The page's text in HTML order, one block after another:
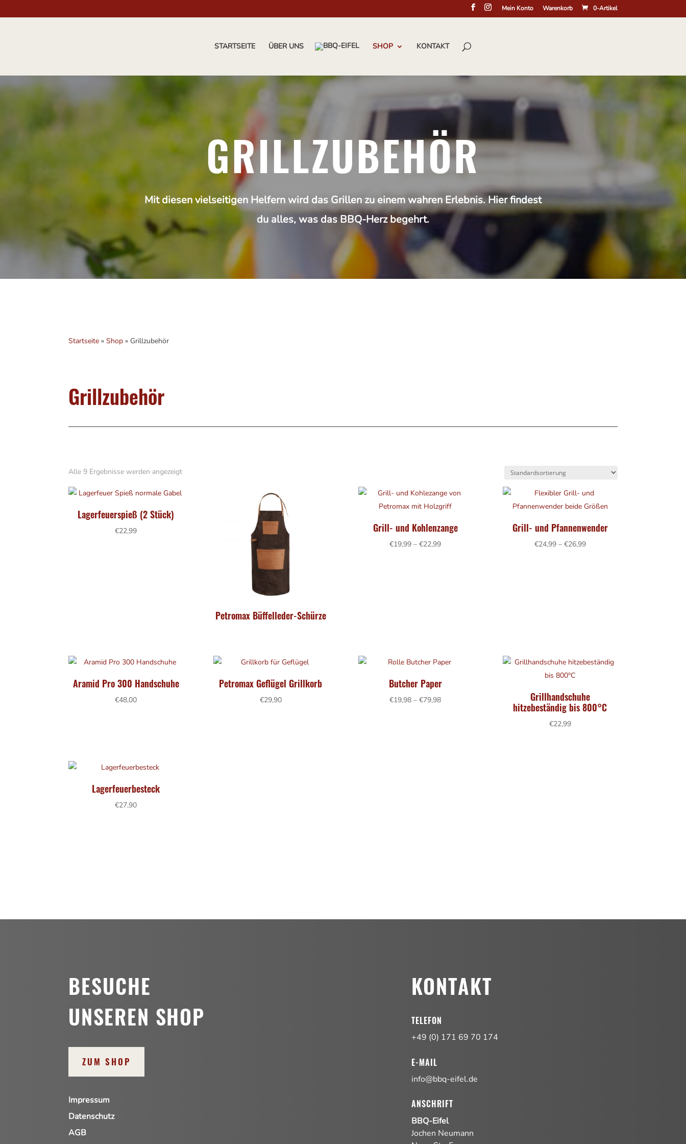
Mein Konto Warenkorb 0-Artikel
STARTSEITE ÜBER UNS SHOP KONTAKT
GRILLZUBEHÖR
Mit diesen vielseitigen Helfern wird das Grillen zu einem wahren Erlebnis. Hier findest
du alles, was das BBQ-Herz begehrt.
Startseite »Shop » Grillzubehör
Grillzubehör
Alle 9 Ergebnisse werden angezeigt
Lagerfeuerspieß (2 Stück)
€22,99
Petromax Büffelleder-Schürze
Grill- und Kohlenzange
€19,99 –€22,99Preisspanne:
Grill- und Pfannenwender
€24,99 – €26,99Preisspanne:
Aramid Pro 300 Handschuhe
€48,00
Petromax Geflügel Grillkorb
€29,90
Butcher Paper
€19,98 –€79,98Preisspanne:
Grillhandschuhe
hitzebeständig bis 800°C
€22,99
Lagerfeuerbesteck
€27,90
BESUCHE
UNSEREN SHOP
ZUM SHOP
Impressum
Datenschutz
AGB
KONTAKT
TELEFON
+49 (0) 171 69 70 174
E-MAIL
info@bbq-eifel.de
ANSCHRIFT
BBQ-Eifel
Jochen Neumann